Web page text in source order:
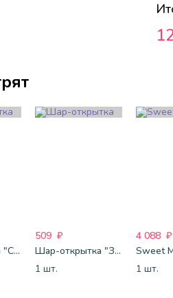
Шар-открытка "Сердце" (45 см) - 2
509 ₽
Шар-открытка "Звезда" (45 см) - 1
1 шт.
4 088 ₽
Sweet
1 шт.